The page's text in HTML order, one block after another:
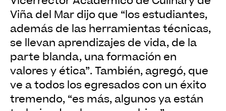
Viña del Mar dijo que “los estudiantes,
además de las herramientas técnicas,
se llevan aprendizajes de vida, de la
parte blanda, una formación en
valores y ética”. También, agregó, que
ve a todos los egresados con un éxito
tremendo, “es más, algunos ya están